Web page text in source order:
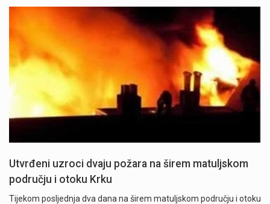
Utvrđeni uzroci dvaju požara na širem matuljskom
području i otoku Krku
Tijekom posljednja dva dana na širem matuljskom području i otoku